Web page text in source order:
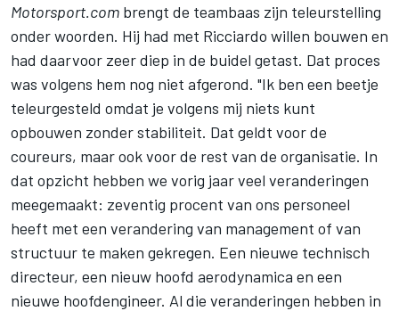
Motorsport.com brengt de teambaas zijn teleurstelling
onder woorden. Hij had met Ricciardo willen bouwen en
had daarvoor zeer diep in de buidel getast. Dat proces
was volgens hem nog niet afgerond. "Ik ben een beetje
teleurgesteld omdat je volgens mij niets kunt
opbouwen zonder stabiliteit. Dat geldt voor de
coureurs, maar ook voor de rest van de organisatie. In
dat opzicht hebben we vorig jaar veel veranderingen
meegemaakt: zeventig procent van ons personeel
heeft met een verandering van management of van
structuur te maken gekregen. Een nieuwe technisch
directeur, een nieuw hoofd aerodynamica en een
nieuwe hoofdengineer. Al die veranderingen hebben in